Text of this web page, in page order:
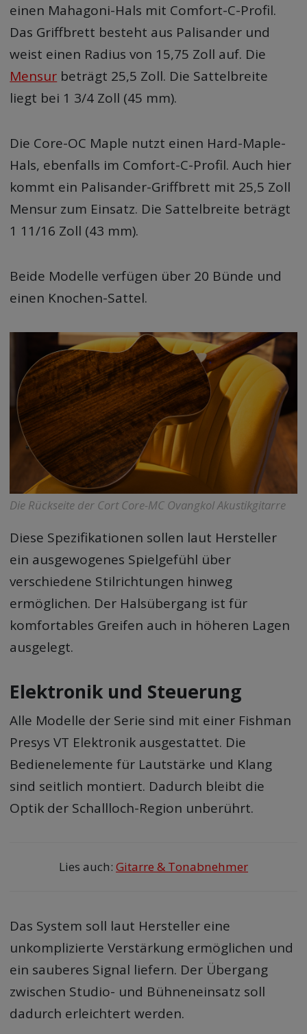
einen Mahagoni-Hals mit Comfort-C-Profil.
Das Griffbrett besteht aus Palisander und
weist einen Radius von 15,75 Zoll auf. Die
Mensur beträgt 25,5 Zoll. Die Sattelbreite
liegt bei 1 3/4 Zoll (45 mm).
Die Core-OC Maple nutzt einen Hard-Maple-
Hals, ebenfalls im Comfort-C-Profil. Auch hier
kommt ein Palisander-Griffbrett mit 25,5 Zoll
Mensur zum Einsatz. Die Sattelbreite beträgt
1 11/16 Zoll (43 mm).
Beide Modelle verfügen über 20 Bünde und
einen Knochen-Sattel.
Die Rückseite der Cort Core-MC Ovangkol Akustikgitarre
Diese Spezifikationen sollen laut Hersteller
ein ausgewogenes Spielgefühl über
verschiedene Stilrichtungen hinweg
ermöglichen. Der Halsübergang ist für
komfortables Greifen auch in höheren Lagen
ausgelegt.
Elektronik und Steuerung
Alle Modelle der Serie sind mit einer Fishman
Presys VT Elektronik ausgestattet. Die
Bedienelemente für Lautstärke und Klang
sind seitlich montiert. Dadurch bleibt die
Optik der Schallloch-Region unberührt.
Lies auch: Gitarre & Tonabnehmer
Das System soll laut Hersteller eine
unkomplizierte Verstärkung ermöglichen und
ein sauberes Signal liefern. Der Übergang
zwischen Studio- und Bühneneinsatz soll
dadurch erleichtert werden.